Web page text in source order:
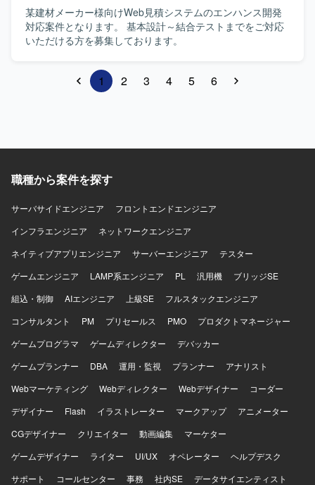
某建材メーカー様向けWeb見積システムのエンハンス開発
対応案件となります。 基本設計～結合テストまでをご対応
いただける方を募集しております。
1 2 3 4 5 6
職種から案件を探す
サーバサイドエンジニア
フロントエンドエンジニア
インフラエンジニア
ネットワークエンジニア
ネイティブアプリエンジニア
サーバーエンジニア
テスター
ゲームエンジニア
LAMP系エンジニア PL 汎用機
ブリッジSE
組込・制御
AIエンジニア 上級SE
フルスタックエンジニア
コンサルタント
PM プリセールス PMO
プロダクトマネージャー
ゲームプログラマ
ゲームディレクター
デバッカー
ゲームプランナー
DBA 運用・監視 プランナー
アナリスト
Webマーケティング
Webディレクター Webデザイナー
コーダー
デザイナー
Flash イラストレーター マークアップ
アニメーター
CGデザイナー
クリエイター 動画編集
マーケター
ゲームデザイナー
ライター UI/UX オペレーター
ヘルプデスク
サポート
コールセンター 事務 社内SE
データサイエンティスト